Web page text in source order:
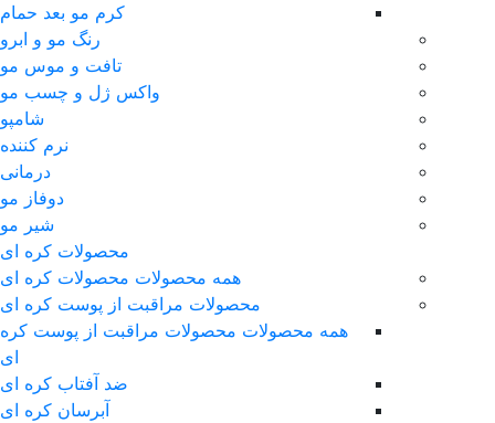
کرم مو بعد حمام
رنگ مو و ابرو
تافت و موس مو
واکس ژل و چسب مو
شامپو
نرم کننده
درمانی
دوفاز مو
شیر مو
محصولات کره ای
همه محصولات محصولات کره ای
محصولات مراقبت از پوست کره ای
همه محصولات محصولات مراقبت از پوست کره
ای
ضد آفتاب کره ای
آبرسان کره ای